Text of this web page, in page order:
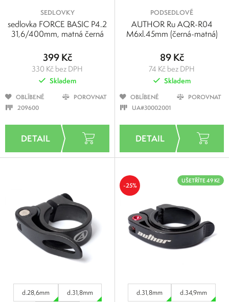
SEDLOVKY
sedlovka FORCE BASIC P4.2
31,6/400mm, matná černá
399 Kč
330 Kč bez DPH
Skladem
OBLÍBENÉ
POROVNAT
209600
PODSEDLOVÉ
AUTHOR Ru AQR-R04
M6xl.45mm (černá-matná)
89 Kč
74 Kč bez DPH
Skladem
OBLÍBENÉ
POROVNAT
UA#30002001
d.28,6mm d.31,8mm
-25%
UŠETŘÍTE 49 Kč
d.31,8mm d.34,9mm